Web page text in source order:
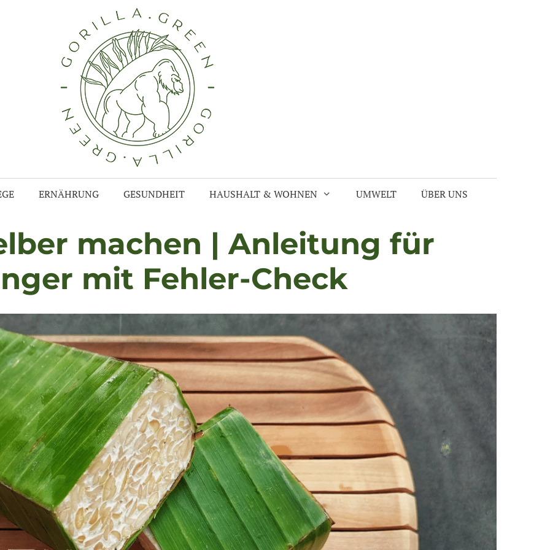
ERNÄHRUNG GESUNDHEIT HAUSHALT & WOHNEN UMWELT ÜBER UNS
machen | Anleitung für
mit Fehler-Check